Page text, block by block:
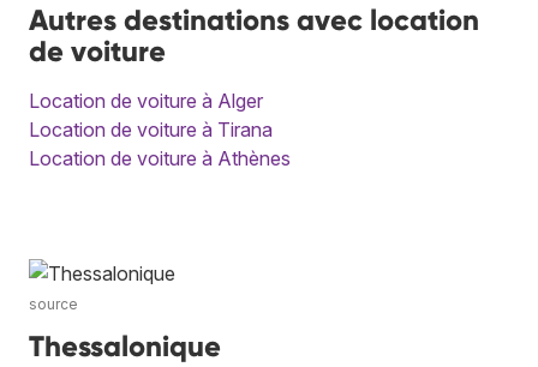
Autres destinations avec location
de voiture
Location de voiture à Alger
Location de voiture à Tirana
Location de voiture à Athènes
source
Thessalonique